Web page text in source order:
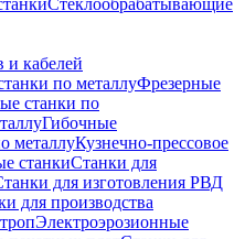
и кабелей
по металлуФрезерные
станки по
Гибочные
металлуКузнечно-прессовое
станкиСтанки для
для изготовления РВД
для производства
Электроэрозионные